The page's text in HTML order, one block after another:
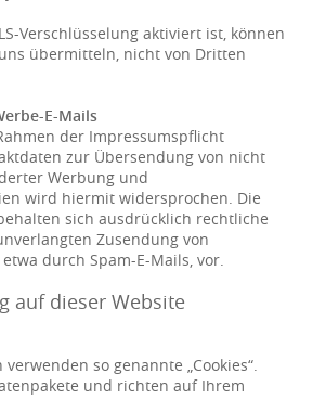
Verschlüsselung aktiviert ist, können
übermitteln, nicht von Dritten
E-Mails
der Impressumspflicht
zur Übersendung von nicht
Werbung und
wird hiermit widersprochen. Die
sich ausdrücklich rechtliche
Zusendung von
durch Spam-E-Mails, vor.
auf dieser Website
so genannte „Cookies“.
und richten auf Ihrem